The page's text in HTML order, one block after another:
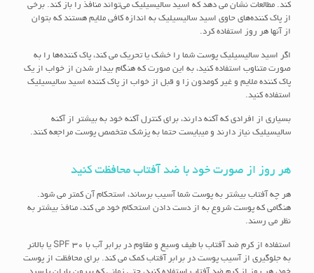
کند. مطالعات نشان می دهد که اسید سالیسیلیک می‌تواند منافذ را باز کند. برخی
از پاک کننده‌های حاوی اسید سالیسیلیک به اندازه کافی ملایم هستند که بتوان
از آنها هر روز استفاده کرد.
اگر اسید سالیسیلیک پوست شما را خشک یا تحریک می کند، پاک کننده‌ها را به
صورت متناوب استفاده کنید، به این صورت که هنگام بیدار شدن از خواب از یک
پاک کننده ملایم و غیر کومدون زا و قبل از خواب از پاک کننده اسید سالیسیلیک
استفاده کنید.
بسیاری از افرادی که آکنه دارند، برای کنترل آکنه خود به بیشتر از آکنه
سالیسیلیک نیاز دارند و میبایست حتما به پزشک متخصص پوست مراجعه کنند.
هر روز از صورت خود با ضد آفتاب محافظت کنید
هر چه آفتاب بیشتر به پوست شما آسیب برساند، استحکام آن کمتر می شود.
هنگامی که پوست شروع به از دست دادن استحکام خود می کند، منافذ بیشتر به
نظر می رسند.
استفاده از کرم ضد آفتاب با طیف وسیع و مقاوم در برابر آب با SPF 30 یا بالاتر
به جلوگیری از آسیب پوست در برابر آفتاب کمک می کند. برای محافظت از پوست